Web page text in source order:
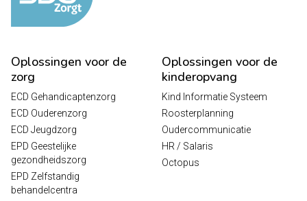
Oplossingen voor de
zorg
ECD Gehandicaptenzorg
ECD Ouderenzorg
ECD Jeugdzorg
EPD Geestelijke
gezondheidszorg
EPD Zelfstandig
behandelcentra
Oplossingen voor de
kinderopvang
Kind Informatie Systeem
Roosterplanning
Oudercommunicatie
HR / Salaris
Octopus